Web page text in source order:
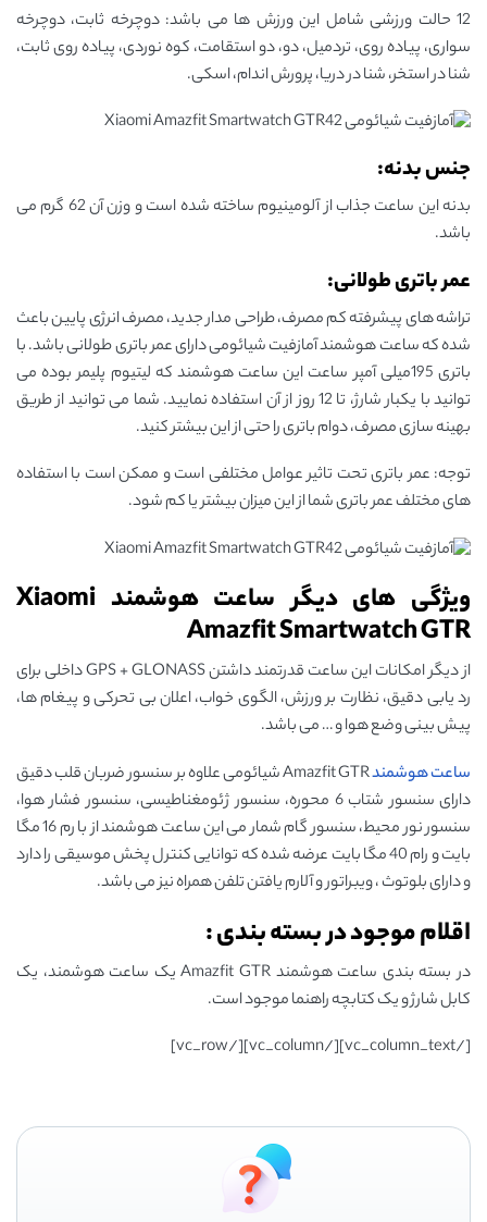
12 حالت ورزشی شامل این ورزش ها می باشد: دوچرخه ثابت، دوچرخه
سواری، پیاده روی، تردمیل، دو، دو استقامت، کوه نوردی، پیاده روی ثابت،
شنا در استخر، شنا در دریا، پرورش اندام، اسکی.
جنس بدنه:
بدنه این ساعت جذاب از آلومینیوم ساخته شده است و وزن آن 62 گرم می
باشد.
عمر باتری طولانی:
تراشه های پیشرفته کم مصرف، طراحی مدار جدید، مصرف انرژی پایین باعث
شده که ساعت هوشمند آمازفیت شیائومی دارای عمر باتری طولانی باشد. با
باتری 195میلی آمپر ساعت این ساعت هوشمند که لیتیوم پلیمر بوده می
توانید با یکبار شارژ، تا 12 روز از آن استفاده نمایید. شما می توانید از طریق
بهینه سازی مصرف، دوام باتری را حتی از این بیشتر کنید.
توجه: عمر باتری تحت تاثیر عوامل مختلفی است و ممکن است با استفاده
های مختلف عمر باتری شما از این میزان بیشتر یا کم شود.
ویژگی های دیگر ساعت هوشمند Xiaomi
Amazfit Smartwatch GTR
از دیگر امکانات این ساعت قدرتمند داشتن GPS + GLONASS داخلی برای
رد یابی دقیق، نظارت بر ورزش، الگوی خواب، اعلان بی تحرکی و پیغام ها،
پیش بینی وضع هوا و … می باشد.
ساعت هوشمند
Amazfit GTR شیائومی علاوه بر سنسور ضربان قلب دقیق
دارای سنسور شتاب 6 محوره، سنسور ژئومغناطیسی، سنسور فشار هوا،
سنسور نور محیط، سنسور گام شمار می این ساعت هوشمند از با رم 16 مگا
بایت و رام 40 مگا بایت عرضه شده که توانایی کنترل پخش موسیقی را دارد
و دارای بلوتوث ، ویبراتور و آلارم یافتن تلفن همراه نیز می باشد.
اقلام موجود در بسته بندی :
در بسته بندی ساعت هوشمند Amazfit GTR یک ساعت هوشمند، یک
کابل شارژ و یک کتابچه راهنما موجود است.
[/vc_column_text][/vc_column][/vc_row]